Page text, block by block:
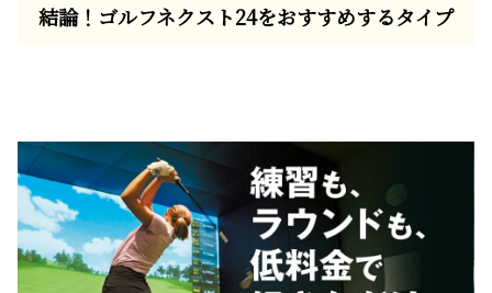
結論！ゴルフネクスト24をおすすめするタイプ